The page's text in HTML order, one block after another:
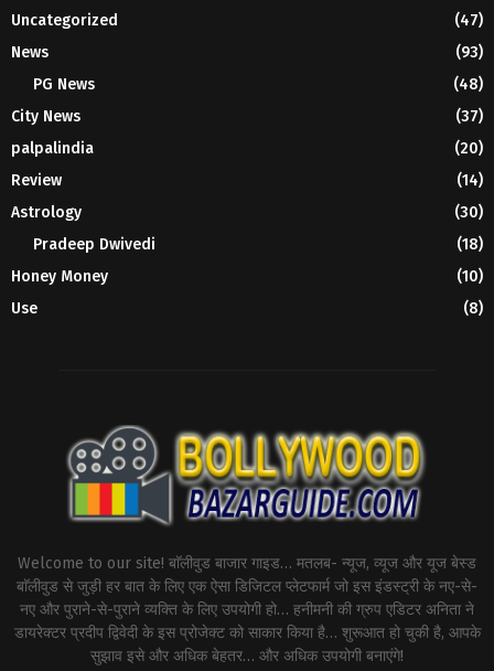
Uncategorized
(47)
News
(93)
PG News
(48)
City News
(37)
palpalindia
(20)
Review
(14)
Astrology
(30)
Pradeep Dwivedi
(18)
Honey Money
(10)
Use
(8)
Welcome to our site! बाॅलीवुड बाजार गाइड… मतलब- न्यूज, व्यूज और यूज बेस्ड
बाॅलीवुड से जुड़ी हर बात के लिए एक ऐसा डिजिटल प्लेटफार्म जो इस इंडस्ट्री के नए-से-
नए और पुराने-से-पुराने व्यक्ति के लिए उपयोगी हो… हनीमनी की ग्रुप एडिटर अनिता ने
डायरेक्टर प्रदीप द्विवेदी के इस प्रोजेक्ट को साकार किया है… शुरूआत हो चुकी है, आपके
सुझाव इसे और अधिक बेहतर… और अधिक उपयोगी बनाएंगे!